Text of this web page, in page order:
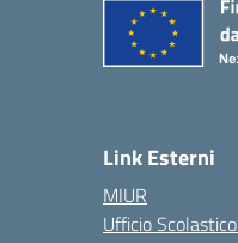
Link Esterni
MIUR
Ufficio